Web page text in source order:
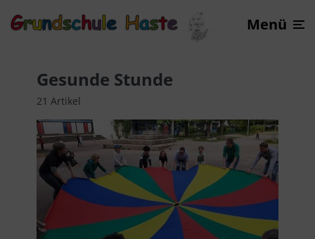
Menü
Gesunde Stunde
21 Artikel